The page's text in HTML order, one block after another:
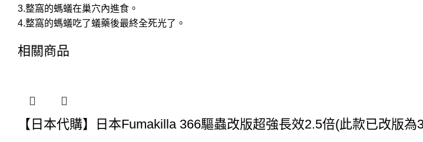
3.整窩的螞蟻在巢穴內進食。
4.整窩的螞蟻吃了蟻藥後最終全死光了。
相關商品
【日本代購】日本Fumakilla 366驅蟲改版超強長效2.5倍(此款已改版